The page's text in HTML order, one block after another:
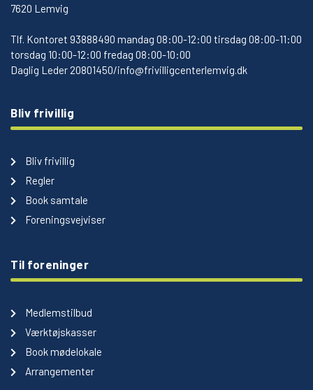
7620 Lemvig
Tlf. Kontoret 93888490 mandag 08:00-12:00 tirsdag 08:00-11:00
torsdag 10:00-12:00 fredag 08:00-10:00
Daglig Leder 20801450/info@frivilligcenterlemvig.dk
Bliv frivillig
Bliv frivillig
Regler
Book samtale
Foreningsvejviser
Til foreninger
Medlemstilbud
Værktøjskasser
Book mødelokale
Arrangementer